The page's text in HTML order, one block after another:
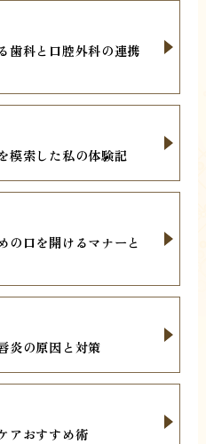
歯科と口腔外科の連携
模索した私の体験記
の口を開けるマナーと
炎の原因と対策
アおすすめ術